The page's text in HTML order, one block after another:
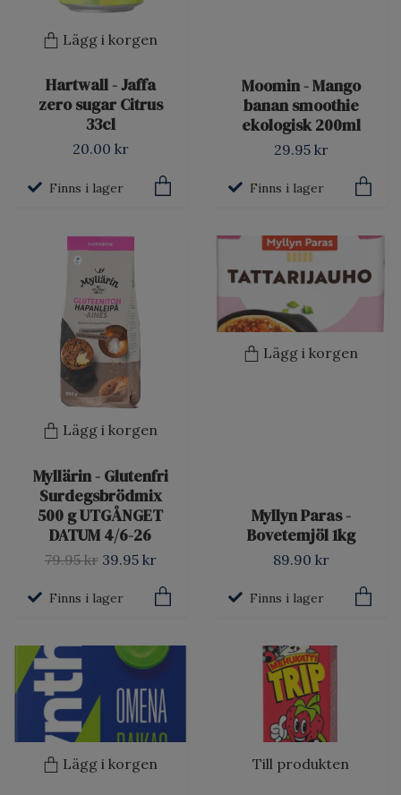
Lägg i korgen
Hartwall - Jaffa
zero sugar Citrus
33cl
20.00 kr
Finns i lager
Moomin - Mango
banan smoothie
ekologisk 200ml
29.95 kr
Finns i lager
Lägg i korgen
Myllärin - Glutenfri
Surdegsbrödmix
500 g UTGÅNGET
DATUM 4/6-26
79.95 kr 39.95 kr
Finns i lager
Lägg i korgen
Myllyn Paras -
Bovetemjöl 1kg
89.90 kr
Finns i lager
Lägg i korgen Till produkten